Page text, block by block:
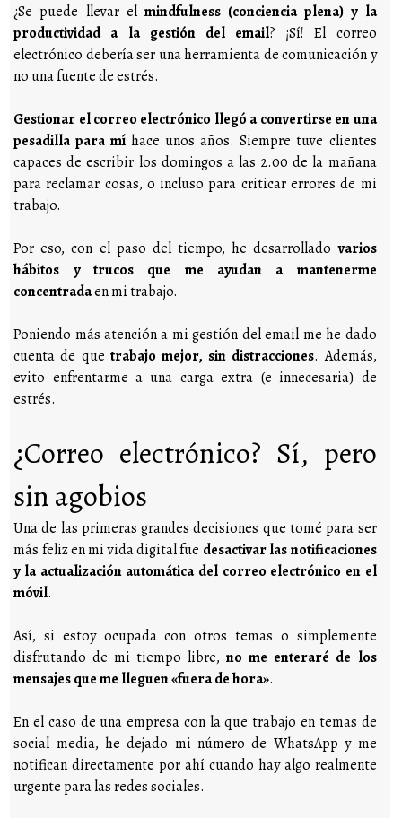
¿Se puede llevar el mindfulness (conciencia plena) y la
productividad a la gestión del email? ¡Sí! El correo
electrónico debería ser una herramienta de comunicación y
no una fuente de estrés.
Gestionar el correo electrónico llegó a convertirse en una
pesadilla para mí hace unos años. Siempre tuve clientes
capaces de escribir los domingos a las 2.00 de la mañana
para reclamar cosas, o incluso para criticar errores de mi
trabajo.
Por eso, con el paso del tiempo, he desarrolladovarios
hábitos y trucos que me ayudan a mantenerme
concentradaen mi trabajo.
Poniendo más atención a mi gestión del email me he dado
cuenta de que trabajo mejor, sin distracciones. Además,
evito enfrentarme a una carga extra (e innecesaria) de
estrés.
¿Correo electrónico? Sí, pero
sin agobios
Una de las primeras grandes decisiones que tomé para ser
más feliz en mi vida digital fue desactivar las notificaciones
y la actualización automática del correo electrónico en el
móvil.
Así, si estoy ocupada con otros temas o simplemente
disfrutando de mi tiempo libre,no me enteraré de los
mensajes que me lleguen «fuera de hora».
En el caso de una empresa con la que trabajo en temas de
social media, he dejado mi número de WhatsApp y me
notifican directamente por ahí cuando hay algo realmente
urgente para las redes sociales.